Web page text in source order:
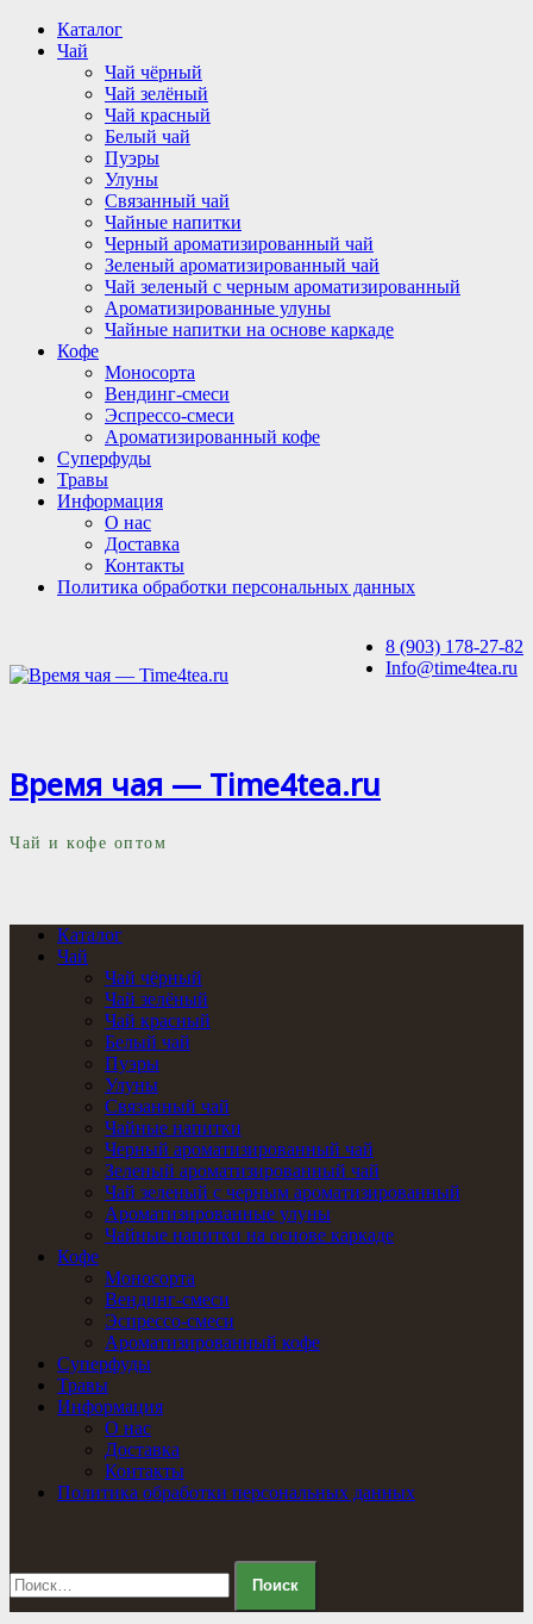
Перейти
содержимому
Каталог
Чай
Чай чёрный
Чай зелёный
Чай красный
Белый чай
Пуэры
Улуны
Связанный чай
Чайные напитки
Черный ароматизированный чай
Зеленый ароматизированный чай
Чай зеленый с черным ароматизированный
Ароматизированные улуны
Чайные напитки на основе каркаде
Кофе
Моносорта
Вендинг-смеси
Эспрессо-смеси
Ароматизированный кофе
Суперфуды
Травы
Информация
О нас
Доставка
Контакты
Политика обработки персональных данных
8 (903) 178-27-82
Info@time4tea.ru
Время чая — Time4tea.ru
Чай и кофе оптом
Каталог
Чай
Чай чёрный
Чай зелёный
Чай красный
Белый чай
Пуэры
Улуны
Связанный чай
Чайные напитки
Черный ароматизированный чай
Зеленый ароматизированный чай
Чай зеленый с черным ароматизированный
Ароматизированные улуны
Чайные напитки на основе каркаде
Кофе
Моносорта
Вендинг-смеси
Эспрессо-смеси
Ароматизированный кофе
Суперфуды
Травы
Информация
О нас
Доставка
Контакты
Политика обработки персональных данных
Найти: